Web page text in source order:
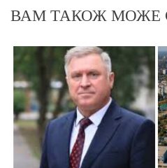
ВАМ ТАКОЖ МОЖЕ